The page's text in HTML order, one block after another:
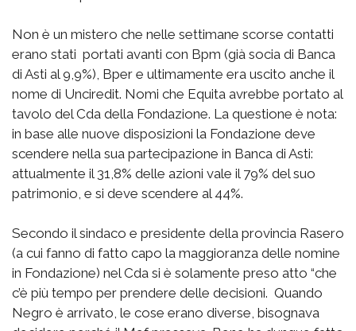
Non è un mistero che nelle settimane scorse contatti
erano stati portati avanti con Bpm (già socia di Banca
di Asti al 9,9%), Bper e ultimamente era uscito anche il
nome di Unciredit. Nomi che Equita avrebbe portato al
tavolo del Cda della Fondazione. La questione è nota:
in base alle nuove disposizioni la Fondazione deve
scendere nella sua partecipazione in Banca di Asti:
attualmente il 31,8% delle azioni vale il 79% del suo
patrimonio, e si deve scendere al 44%.
Secondo il sindaco e presidente della provincia Rasero
(a cui fanno di fatto capo la maggioranza delle nomine
in Fondazione) nel Cda si è solamente preso atto “che
c’è più tempo per prendere delle decisioni. Quando
Negro è arrivato, le cose erano diverse, bisognava